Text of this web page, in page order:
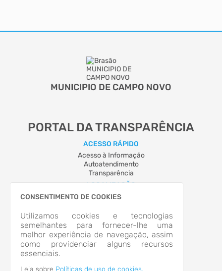
CONSENTIMENTO DE COOKIES
Utilizamos cookies e tecnologias
semelhantes para fornecer-lhe uma
melhor experiência de navegação, assim
como providenciar alguns recursos
essenciais.
Leia sobre Políticas de uso de cookies.
MUNICIPIO DE CAMPO NOVO
PORTAL DA TRANSPARÊNCIA
ACESSO RÁPIDO
Acesso à Informação
Autoatendimento
Transparência
LOCALIZAÇÃO
Avenida Bento Gonçalves, Nº 555, Centro
CEP: 98.570-000
Abrir no Mapa
CONTATOS
(55) 2013-0080
prefeitura@camponovo.rs.gov.br
HORÁRIO DE ATENDIMENTO